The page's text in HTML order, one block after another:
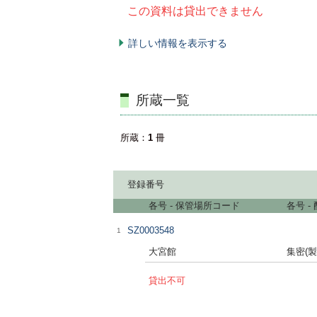
この資料は貸出できません
詳しい情報を表示する
所蔵一覧
所蔵 1 冊
登録番号
各号 - 保管場所コード
各号 -
1
SZ0003548
大宮館
集密(
貸出不可